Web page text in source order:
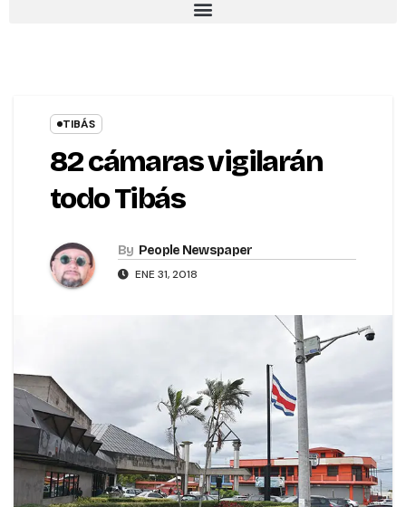
TIBÁS
82 cámaras vigilarán
todo Tibás
By People Newspaper
ENE 31, 2018